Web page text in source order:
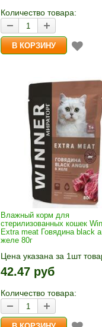
корзину»
Количество товара:
Влажный корм для
стерилизованных кошек
Extra meat Говядина black
желе 80г
Цена указана за 1шт
1шт прибавляется
и «-». Выберите нужное
количество и нажмите «В
корзину»
42.47 руб
Количество товара: